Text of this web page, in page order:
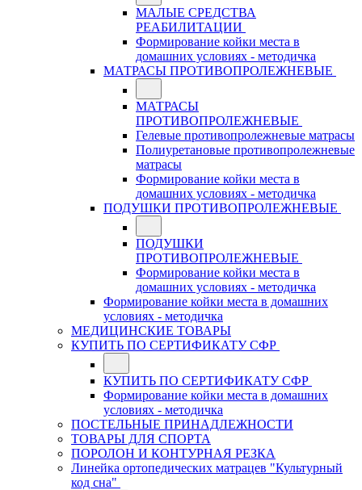
МАЛЫЕ СРЕДСТВА
РЕАБИЛИТАЦИИ
Формирование койки места в
домашних условиях - методичка
МАТРАСЫ ПРОТИВОПРОЛЕЖНЕВЫЕ
МАТРАСЫ
ПРОТИВОПРОЛЕЖНЕВЫЕ
Гелевые противопролежневые матрасы
Полиуретановые противопролежневые
матрасы
Формирование койки места в
домашних условиях - методичка
ПОДУШКИ ПРОТИВОПРОЛЕЖНЕВЫЕ
ПОДУШКИ
ПРОТИВОПРОЛЕЖНЕВЫЕ
Формирование койки места в
домашних условиях - методичка
Формирование койки места в домашних
условиях - методичка
МЕДИЦИНСКИЕ ТОВАРЫ
КУПИТЬ ПО СЕРТИФИКАТУ СФР
КУПИТЬ ПО СЕРТИФИКАТУ СФР
Формирование койки места в домашних
условиях - методичка
ПОСТЕЛЬНЫЕ ПРИНАДЛЕЖНОСТИ
ТОВАРЫ ДЛЯ СПОРТА
ПОРОЛОН И КОНТУРНАЯ РЕЗКА
Линейка ортопедических матрацев "Культурный
код сна"